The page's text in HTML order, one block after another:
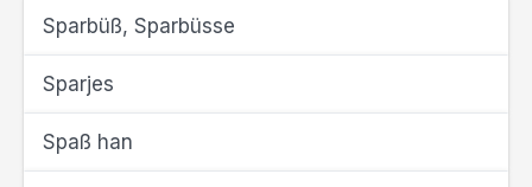
Sparbüß, Sparbüsse
Sparjes
Spaß han